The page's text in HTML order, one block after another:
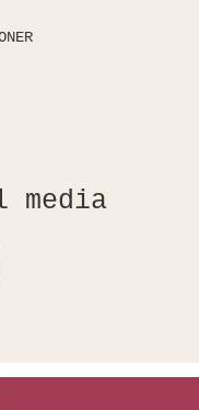
media